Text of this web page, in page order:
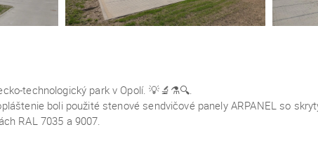
technologický park v Opolí.💡🔬⚗️🔍.
boli použité stenové sendvičové panely ARPANEL so
RAL 7035 a 9007.